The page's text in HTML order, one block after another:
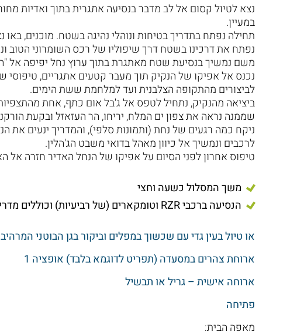
נצא לטיול קסום אל לב מדבר בנסיעה אתגרית בתוך ואדיות
במעיין.
תחילה נפתח בתדריך בטיחות ונוהלי נהיגה בשטח. מוכנים, באו
נפתח את דרכינו בשטח דרך שיפוליו של רכס השומרוני הטוב
משם נמשיך בנסיעת שטח מאתגרת בתוך ערוץ נחל יפיפה אל
נכנס אל אפיקו של הנקיק תוך מעבר קטעים אתגריים, טיפוסי
לביצורים מהתקופה הצלבנית ועד למלחמת ששת הימים.
ביציאה מהנקיק, נתחיל לטפס אל ג'בל אום כתף, אחת
שממנה נראה את צפון ים המלח, יריחו, הר העזאזל ובקעת
ניקח כמה רגעים של נחת (ותמונות סלפי), והמדריך ינעים את
לרכבים ונמשיך אל כיוון מאהל בדואי משבט הג'הלין.
טיפוס אחרון לפני הסיום על אפיקו של הנחל האדיר חזרה אל
משך המסלול כשעה וחצי
הנסיעה ברכבי RZR וטומקארים (של רביעיות) וכוללים מדריך מוביל
או טיול בעין גדי עם שכשוך במפלים וביקור בגן הבוטני המרהיב
ארוחת צהרים במסעדה (תפריט לדוגמא בלבד) אופציה 1
ארוחה אישית – גריל או תבשיל
פתיחה
מאפה הבית: